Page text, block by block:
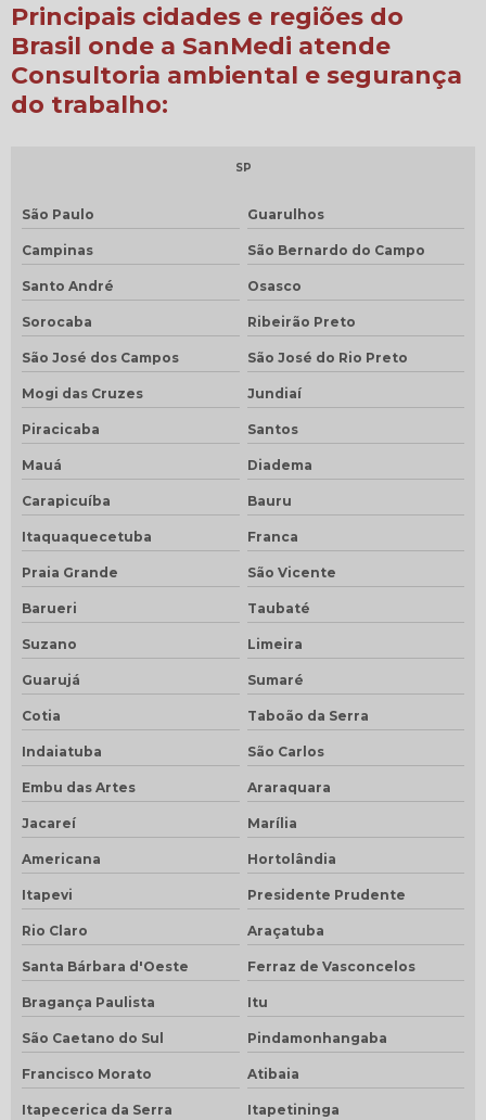
Principais cidades e regiões do
Brasil onde a SanMedi atende
Consultoria ambiental e segurança
do trabalho:
SP
São Paulo Guarulhos
Campinas São Bernardo do Campo
Santo André Osasco
Sorocaba Ribeirão Preto
São José dos Campos São José do Rio Preto
Mogi das Cruzes Jundiaí
Piracicaba Santos
Mauá Diadema
Carapicuíba Bauru
Itaquaquecetuba Franca
Praia Grande São Vicente
Barueri Taubaté
Suzano Limeira
Guarujá Sumaré
Cotia Taboão da Serra
Indaiatuba São Carlos
Embu das Artes Araraquara
Jacareí Marília
Americana Hortolândia
Itapevi Presidente Prudente
Rio Claro Araçatuba
Santa Bárbara d'Oeste Ferraz de Vasconcelos
Bragança Paulista Itu
São Caetano do Sul Pindamonhangaba
Francisco Morato Atibaia
Itapecerica da Serra Itapetininga